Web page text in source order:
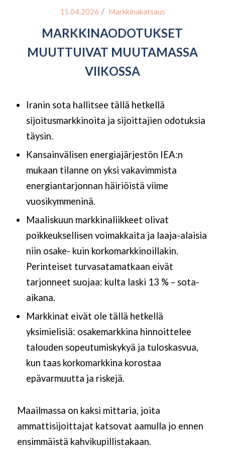
15.04.2026 / Markkinakatsaus
MARKKINAODOTUKSET
MUUTTUIVAT MUUTAMASSA
VIIKOSSA
Iranin sota hallitsee tällä hetkellä
sijoitusmarkkinoita ja sijoittajien odotuksia
täysin.
Kansainvälisen energiajärjestön IEA:n
mukaan tilanne on yksi vakavimmista
energiantarjonnan häiriöistä viime
vuosikymmeninä.
Maaliskuun markkinaliikkeet olivat
poikkeuksellisen voimakkaita ja laaja-alaisia
niin osake- kuin korkomarkkinoillakin.
Perinteiset turvasatamatkaan eivät
tarjonneet suojaa: kulta laski 13 % – sota-
aikana.
Markkinat eivät ole tällä hetkellä
yksimielisiä: osakemarkkina hinnoittelee
talouden sopeutumiskykyä ja tuloskasvua,
kun taas korkomarkkina korostaa
epävarmuutta ja riskejä.
Maailmassa on kaksi mittaria, joita
ammattisijoittajat katsovat aamulla jo ennen
ensimmäistä kahvikupillistakaan.